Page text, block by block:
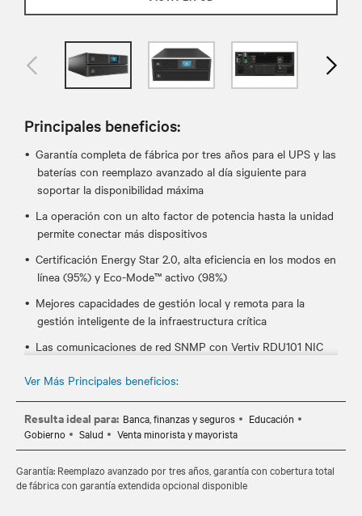
Principales beneficios:
Garantía completa de fábrica por tres años para el UPS y las
baterías con reemplazo avanzado al día siguiente para
soportar la disponibilidad máxima
La operación con un alto factor de potencia hasta la unidad
permite conectar más dispositivos
Certificación Energy Star 2.0, alta eficiencia en los modos en
línea (95%) y Eco-Mode™ activo (98%)
Mejores capacidades de gestión local y remota para la
gestión inteligente de la infraestructura crítica
Las comunicaciones de red SNMP con Vertiv RDU101 NIC
para unidades de 5-10 kVA) simplifican la instalación y el
mantenimiento
Detección automática de gabinetes externos de baterías
para una potencia escalable
Ver Más Principales beneficios:
Resulta ideal para: Banca, finanzas y seguros
Educación
Gobierno
Salud Venta minorista y mayorista
Garantía: Reemplazo avanzado por tres años, garantía con cobertura total
de fábrica con garantía extendida opcional disponible